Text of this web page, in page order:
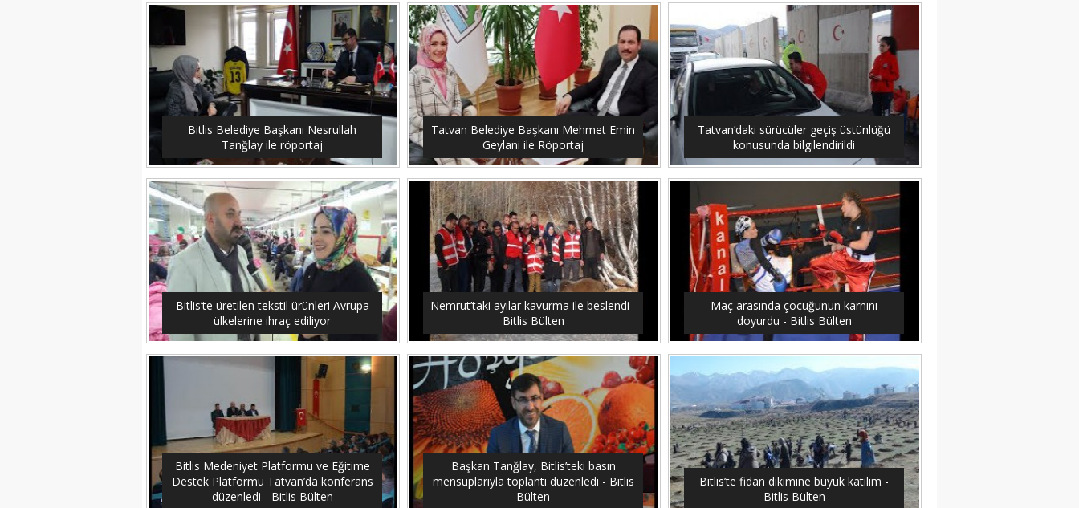
Bitlis Belediye Başkanı Nesrullah
Tanğlay ile röportaj
Tatvan Belediye Başkanı Mehmet Emin
Geylani ile Röportaj
Tatvan’daki sürücüler geçiş üstünlüğü
konusunda bilgilendirildi
Bitlis’te üretilen tekstil ürünleri Avrupa
ülkelerine ihraç ediliyor
Nemrut’taki ayılar kavurma ile beslendi -
Bitlis Bülten
Maç arasında çocuğunun karnını
doyurdu - Bitlis Bülten
Bitlis Medeniyet Platformu ve Eğitime
Destek Platformu Tatvan’da konferans
düzenledi - Bitlis Bülten
Başkan Tanğlay, Bitlis’teki basın
mensuplarıyla toplantı düzenledi - Bitlis
Bülten
Bitlis’te fidan dikimine büyük katılım -
Bitlis Bülten